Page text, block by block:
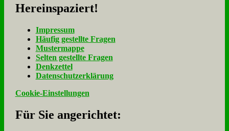
Her­ein­spa­ziert!
Im­pres­sum
Häu­fig ge­stell­te Fra­gen
Mu­ster­map­pe
Sel­ten ge­stell­te Fra­gen
Denk­zet­tel
Da­ten­schutz­er­klä­rung
Cookie-Einstellungen
Für Sie an­ge­rich­tet: